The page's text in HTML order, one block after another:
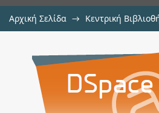
Αρχική Σελίδα → Κεντρική
Ανάλυση
δυναμικές